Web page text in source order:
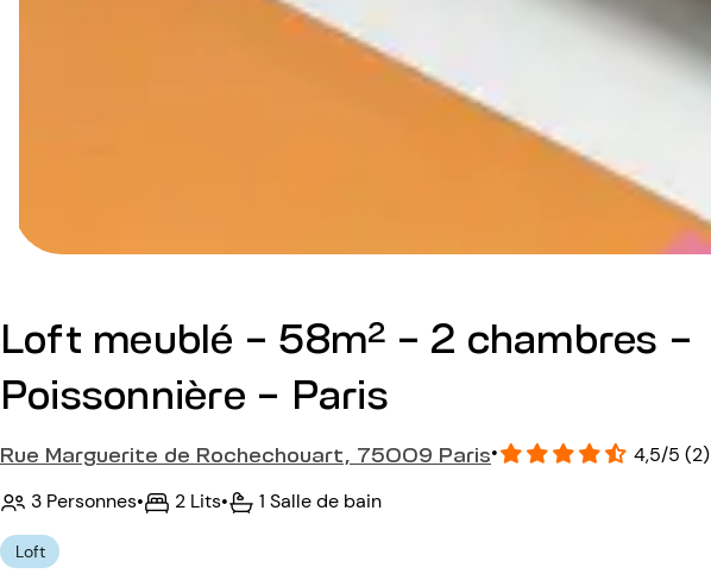
Loft meublé - 58m² - 2 chambres -
Poissonnière - Paris
Rue Marguerite de Rochechouart, 75009 Paris•
4,5/5 (2)
3 Personnes• 2 Lits• 1 Salle de bain
Loft